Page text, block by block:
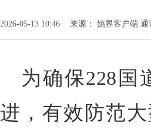
2026-05-13 10:46 来源： 姚界客户端
为确保228国
进， 有效防范